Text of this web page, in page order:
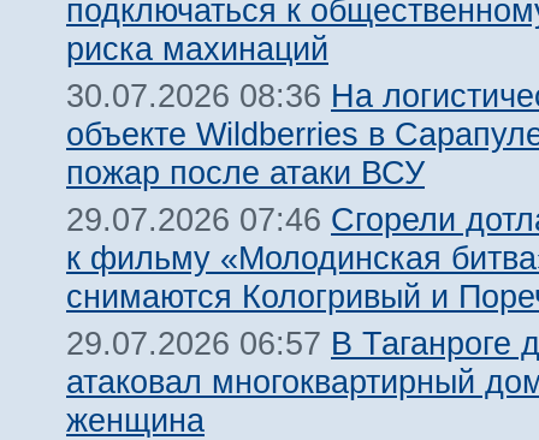
подключаться к
риска махинаций
30.07.2026 08:36 На
объекте Wildberries в
пожар после атаки ВСУ
29.07.2026 07:46 Сгорели
к фильму «Молодинская
снимаются Кологривый и
29.07.2026 06:57 В Таганроге
атаковал многоквартирный
женщина